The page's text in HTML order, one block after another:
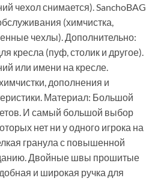
чехол снимается). SanchoBAG
(химчистка,
чехлы). Дополнительно:
кресла (пуф, столик и другое).
или имени на кресле.
дополнения и
Материал: Большой
И самый большой выбор
нет ни у одного игрока на
гранула с повышенной
Двойные швы прошитые
и широкая ручка для